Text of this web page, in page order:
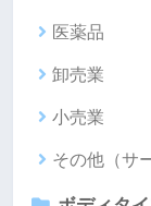
医薬品
卸売業
小売業
その他（サ